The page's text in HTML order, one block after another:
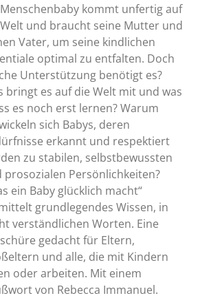
kommt unfertig auf
und braucht seine Mutter und
Vater, um seine kindlichen
optimal zu entfalten. Doch
Unterstützung benötigt es?
bringt es auf die Welt mit und was
es noch erst lernen? Warum
sich Babys, deren
erkannt und respektiert
zu stabilen, selbstbewussten
prosozialen Persönlichkeiten?
ein Baby glücklich macht“
grundlegendes Wissen, in
verständlichen Worten. Eine
gedacht für Eltern,
und alle, die mit Kindern
oder arbeiten. Mit einem
von Rebecca Immanuel.